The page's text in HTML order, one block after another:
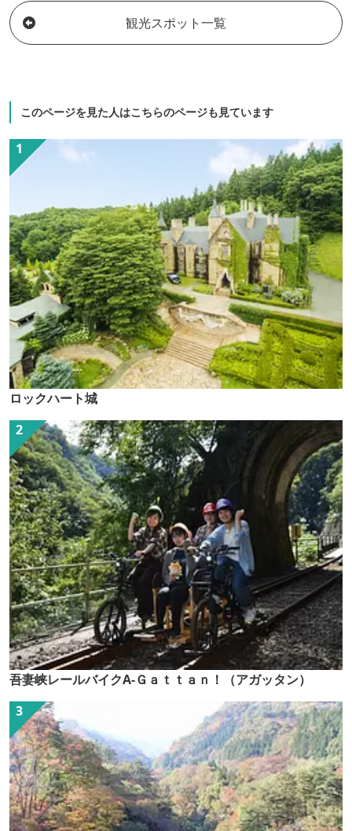
ピッタリです
出された泉質
軒宿で、都市の
観光スポット一覧
このページを見た人はこちらのページも見ています
ロックハート城
吾妻峡レールバイクA-Ｇａｔｔａｎ！（アガッタン）